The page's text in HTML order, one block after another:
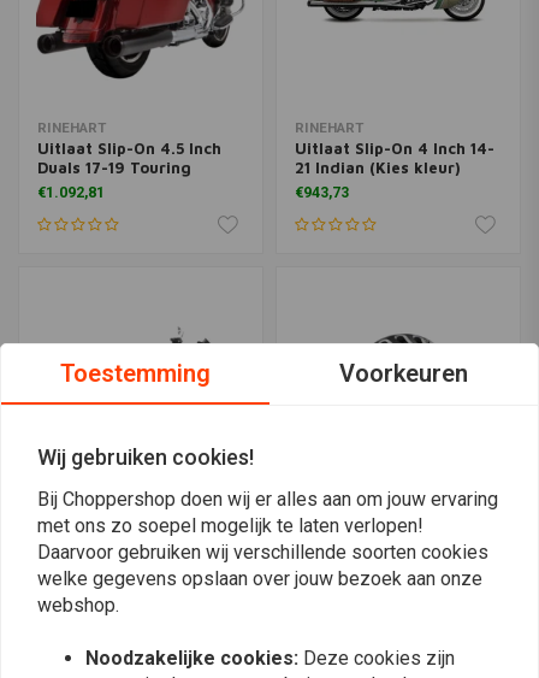
RINEHART
Uitlaat Slip-On 4.5 Inch
Duals 17-19 Touring
€1.092,81
RINEHART
Uitlaat Slip-On 4 Inch 14-
21 Indian (Kies kleur)
€943,73
Uitlaat Slip-On 4,5 Inch
Tradition Eindkap 17-20
Touring Chroom
€1.143,93
Luchtfilter Omgekeerde
Motor Serie 18-21 HD
Toestemming Voorkeuren
Wij gebruiken cookies!
Bij Choppershop doen wij er alles aan om jouw ervaring
met ons zo soepel mogelijk te laten verlopen!
Daarvoor gebruiken wij verschillende soorten cookies
welke gegevens opslaan over jouw bezoek aan onze
webshop.
Noodzakelijke cookies: Deze cookies zijn